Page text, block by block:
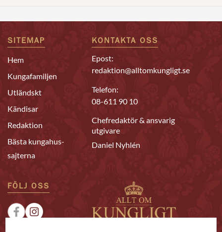
SITEMAP
Hem
Kungafamiljen
Utländskt
Kändisar
Redaktion
Bästa kungahus-
sajterna
KONTAKTA OSS
Epost:
redaktion@alltomkungligt.se
Telefon:
08-611 90 10
Chefredaktör & ansvarig
utgivare
Daniel Nyhlén
FÖLJ OSS